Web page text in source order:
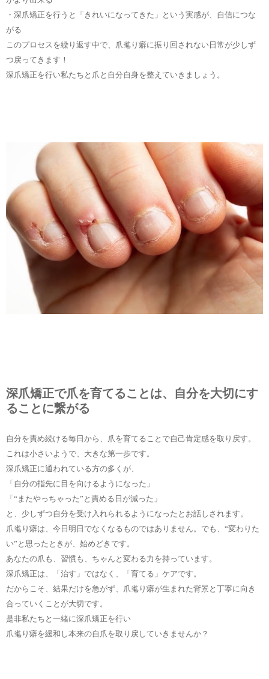
・深爪矯正を行うと「きれいになってきた」という実感が、自信につな
がる
このプロセスを繰り返す中で、爪毟り癖に振り回されない日常が少しず
つ戻ってきます！
深爪矯正を行い私たちと爪と自分自身を整えていきましょう。
深爪矯正で爪を育てることは、自分を大切にす
ることに繋がる
自分を責め続ける毎日から、爪を育てることで自己肯定感を取り戻す。
これは小さいようで、大きな第一歩です。
深爪矯正に通われている方の多くが、
「自分の指先に目を向けるようになった」
「“またやっちゃった”と責める日が減った」
と、少しずつ自分を受け入れられるようになったとお話しされます。
爪毟り癖は、今日明日でなくなるものではありません。でも、“変わりた
い”と思ったときが、始めどきです。
あなたの爪も、習慣も、ちゃんと変わる力を持っています。
深爪矯正は、「治す」ではなく、「育てる」ケアです。
だからこそ、結果だけを急がず、爪毟り癖が生まれた背景と丁寧に向き
合っていくことが大切です。
是非私たちと一緒に深爪矯正を行い
爪毟り癖を緩和し本来の自爪を取り戻していきませんか？